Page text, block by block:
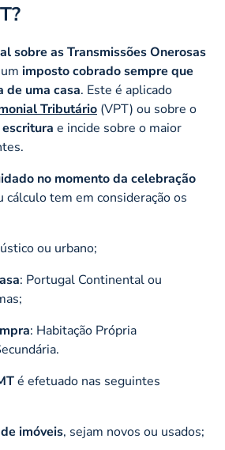
sobre as Transmissões Onerosas
imposto cobrado sempre que
de uma casa. Este é aplicado
Tributário (VPT) ou sobre o
e incide sobre o maior
no momento da celebração
cálculo tem em consideração os
ou urbano;
: Portugal Continental ou
: Habitação Própria
é efetuado nas seguintes
imóveis, sejam novos ou usados;